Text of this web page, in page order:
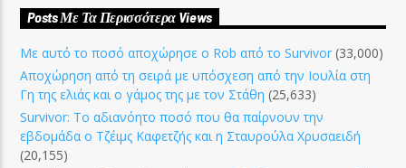
Posts Με Τα Περισσότερα Views
Με αυτό το ποσό αποχώρησε ο Rob από το Survivor (33,000)
Αποχώρηση από τη σειρά με υπόσχεση από την Ιουλία στη
Γη της ελιάς και ο γάμος της με τον Στάθη (25,633)
Survivor: Το αδιανόητο ποσό που θα παίρνουν την
εβδομάδα ο Τζέιμς Καφετζής και η Σταυρούλα Χρυσαειδή
(20,155)